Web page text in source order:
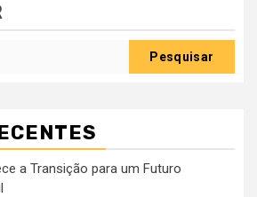
Pesquisar
a Transição para um Futuro